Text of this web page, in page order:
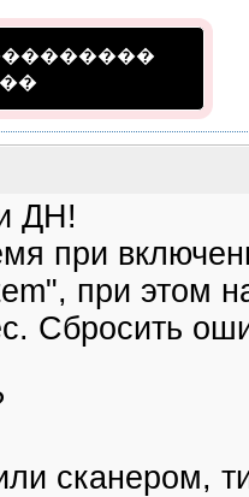
ДН!
при
при этом
Сбросить
сканером,